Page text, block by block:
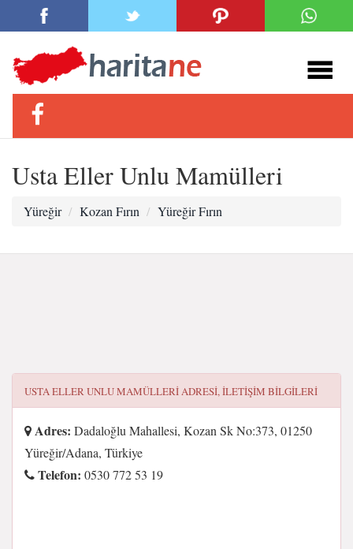
Usta Eller Unlu Mamülleri
Yüreğir Kozan Fırın Yüreğir Fırın
USTA ELLER UNLU MAMÜLLERIADRESI, ILETIŞIM BILGILERI
Adres: Dadaloğlu Mahallesi, Kozan Sk No:373, 01250
Yüreğir/Adana, Türkiye
Telefon: 0530 772 53 19